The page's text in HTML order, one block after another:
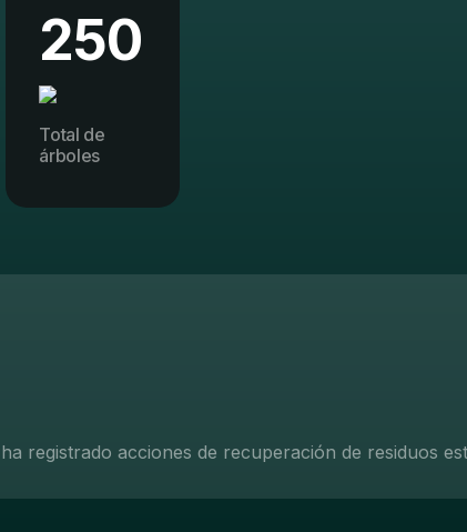
250
Total de
árboles
registrado acciones de recuperación de residuos